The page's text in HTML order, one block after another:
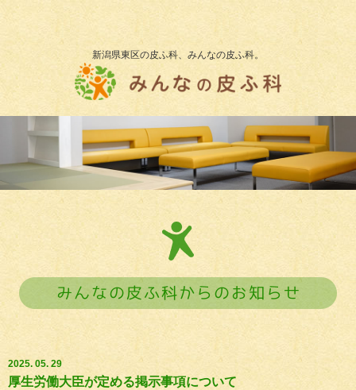
新潟県東区の皮ふ科、みんなの皮ふ科。
2025. 05. 29
厚生労働大臣が定める掲示事項について